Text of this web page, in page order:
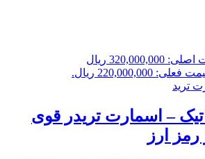
قیمت اصلی: 320,000,000 ریال
فعلی: 220,000,000 ریال.
– اسمارت تریدر قوی
ارز